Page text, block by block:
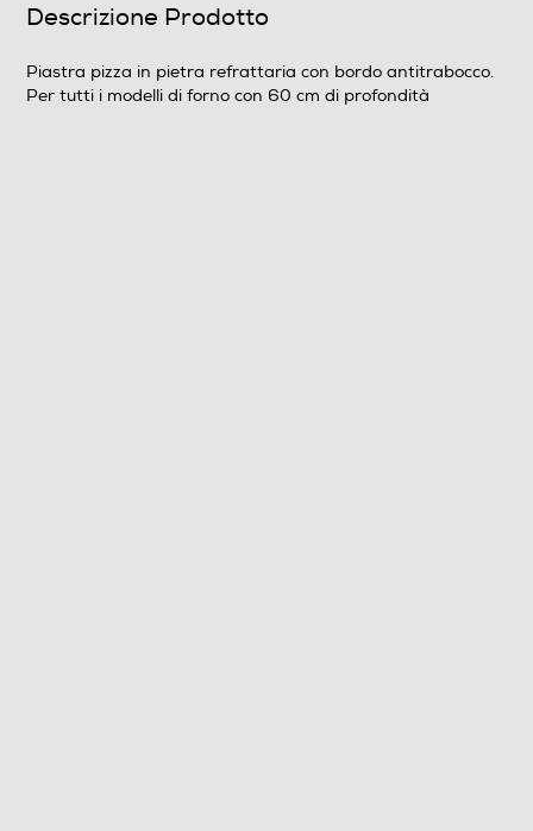
Descrizione Prodotto
Piastra pizza in pietra refrattaria con bordo antitrabocco.
Per tutti i modelli di forno con 60 cm di profondità